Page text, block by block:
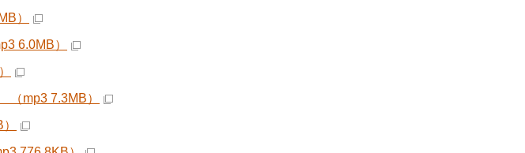
）
6.0MB）
（mp3 7.3MB）